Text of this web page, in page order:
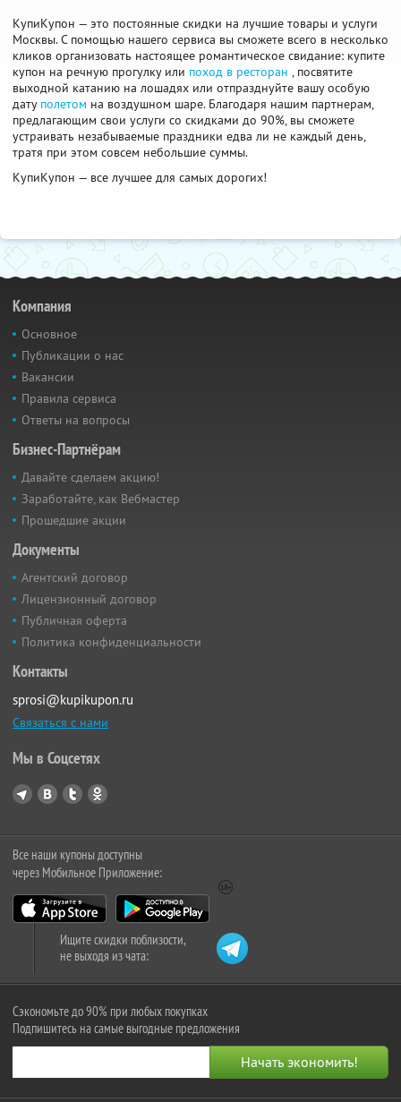
КупиКупон — это постоянные скидки на лучшие товары и услуги
Москвы. С помощью нашего сервиса вы сможете всего в несколько
кликов организовать настоящее романтическое свидание: купите
купон на речную прогулку или поход в ресторан , посвятите
выходной катанию на лошадях или отпразднуйте вашу особую
дату полетом на воздушном шаре. Благодаря нашим партнерам,
предлагающим свои услуги со скидками до 90%, вы сможете
устраивать незабываемые праздники едва ли не каждый день,
тратя при этом совсем небольшие суммы.
КупиКупон — все лучшее для самых дорогих!
Компания
Основное
Публикации о нас
Вакансии
Правила сервиса
Ответы на вопросы
Бизнес-Партнёрам
Давайте сделаем акцию!
Заработайте, как Вебмастер
Прошедшие акции
Документы
Агентский договор
Лицензионный договор
Публичная оферта
Политика конфиденциальности
Контакты
sprosi@kupikupon.ru
Связаться с нами
Мы в Соцсетях
Все наши купоны доступны
через Мобильное Приложение:
Ищите скидки поблизости,
не выходя из чата:
Сэкономьте до 90% при любых покупках
Подпишитесь на самые выгодные предложения